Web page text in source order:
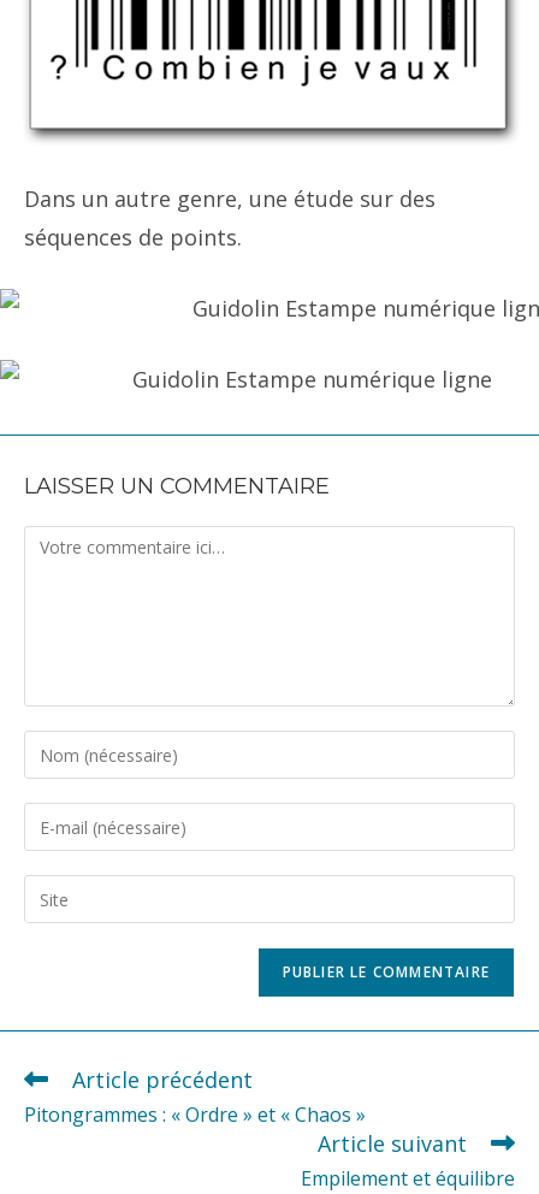
Dans un autre genre, une étude sur des
séquences de points.
LAISSER UN COMMENTAIRE
Comment
Enter
your
name
comment
Enter
your
email
address
Saisir
l’URL
(facultatif)
READ
ARTICLES
Article précédent
Pitongrammes : « Ordre » et « Chaos »
Article suivant
Empilement et équilibre